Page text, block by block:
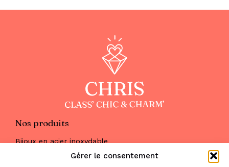
Gérer le consentement
Nos produits
Bijoux en acier inoxydable